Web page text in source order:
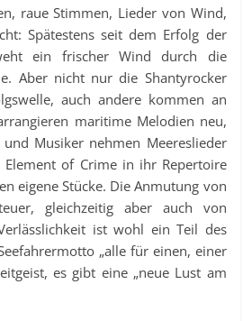
raue Stimmen, Lieder von Wind,
Spätestens seit dem Erfolg der
ein frischer Wind durch die
Aber nicht nur die Shantyrocker
auch andere kommen an
maritime Melodien neu,
Musiker nehmen Meereslieder
Element of Crime in ihr Repertoire
eigene Stücke. Die Anmutung von
gleichzeitig aber auch von
ist wohl ein Teil des
„alle für einen, einer
es gibt eine „neue Lust am